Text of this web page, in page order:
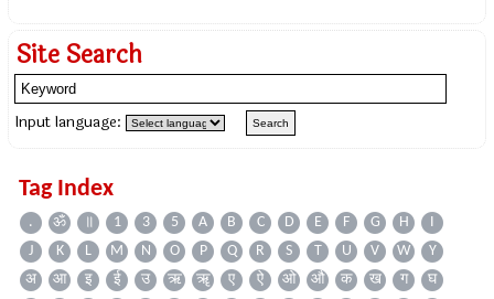
Site Search
Input language:
Tag Index
. ॐ ॥ 1 3 5 A B C D E F G H
I
J
K L M N O P Q R S T U V W
Y
अ
आ इ ई उ ऋ ॠ ए ऐ ओ औ क ख ग
घ